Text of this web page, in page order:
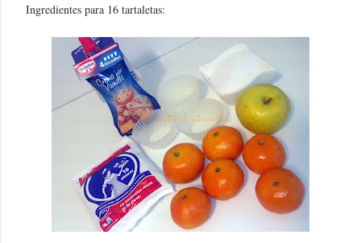
Ingredientes para 16 tartaletas: